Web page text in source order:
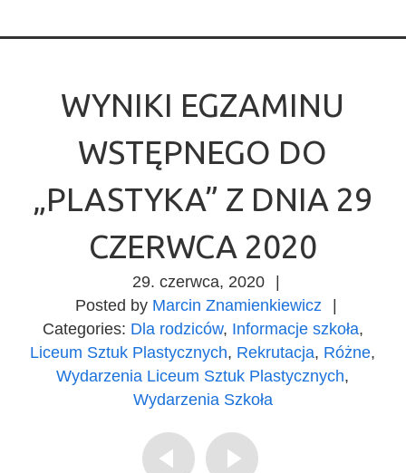
WYNIKI EGZAMINU
WSTĘPNEGO DO
„PLASTYKA” Z DNIA 29
CZERWCA 2020
29. czerwca, 2020
Posted by Marcin Znamienkiewicz
Categories: Dla rodziców, Informacje szkoła,
Liceum Sztuk Plastycznych, Rekrutacja, Różne,
Wydarzenia Liceum Sztuk Plastycznych,
Wydarzenia Szkoła